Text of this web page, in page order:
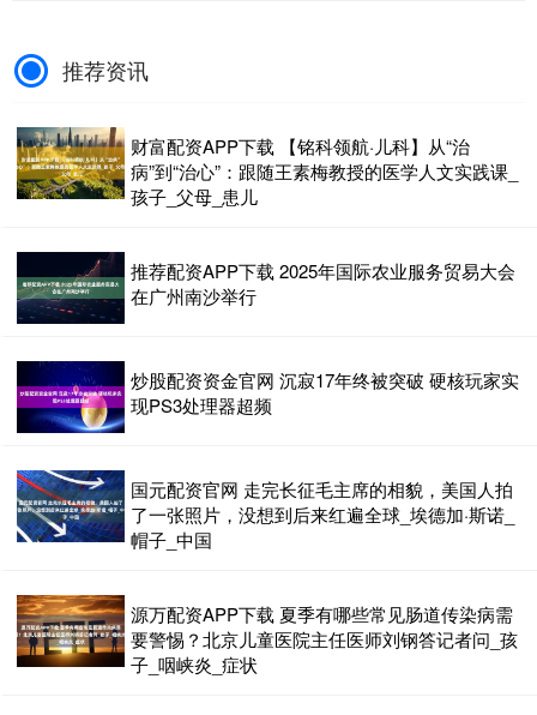
推荐资讯
财富配资APP下载 【铭科领航·儿科】从“治
病”到“治心”：跟随王素梅教授的医学人文实践课_
孩子_父母_患儿
推荐配资APP下载 2025年国际农业服务贸易大会
在广州南沙举行
炒股配资资金官网 沉寂17年终被突破 硬核玩家实
现PS3处理器超频
国元配资官网 走完长征毛主席的相貌，美国人拍
了一张照片，没想到后来红遍全球_埃德加·斯诺_
帽子_中国
源万配资APP下载 夏季有哪些常见肠道传染病需
要警惕？北京儿童医院主任医师刘钢答记者问_孩
子_咽峡炎_症状